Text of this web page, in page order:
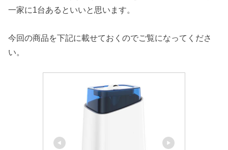
一家に1台あるといいと思います。
今回の商品を下記に載せておくのでご覧になってくださ
い。